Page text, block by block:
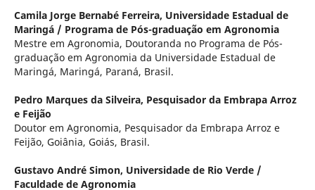
Camila Jorge Bernabé Ferreira, Universidade Estadual de
Maringá / Programa de Pós-graduação em Agronomia
Mestre em Agronomia, Doutoranda no Programa de Pós-
graduação em Agronomia da Universidade Estadual de
Maringá, Maringá, Paraná, Brasil.
Pedro Marques da Silveira, Pesquisador da Embrapa Arroz
e Feijão
Doutor em Agronomia, Pesquisador da Embrapa Arroz e
Feijão, Goiânia, Goiás, Brasil.
Gustavo André Simon, Universidade de Rio Verde /
Faculdade de Agronomia